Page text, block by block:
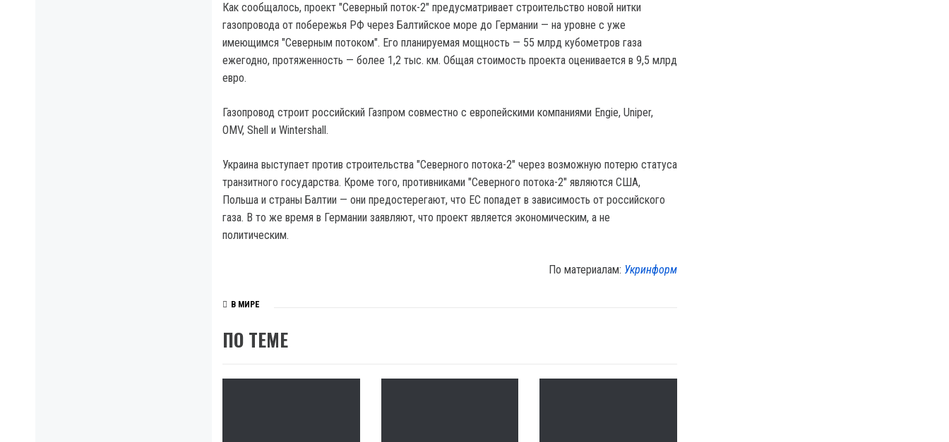
Как сообщалось, проект "Северный поток-2" предусматривает строительство новой нитки
газопровода от побережья РФ через Балтийское море до Германии — на уровне с уже
имеющимся "Северным потоком". Его планируемая мощность — 55 млрд кубометров газа
ежегодно, протяженность — более 1,2 тыс. км. Общая стоимость проекта оценивается в 9,5 млрд
евро.
Газопровод строит российский Газпром совместно с европейскими компаниями Engie, Uniper,
OMV, Shell и Wintershall.
Украина выступает против строительства "Северного потока-2" через возможную потерю статуса
транзитного государства. Кроме того, противниками "Северного потока-2" являются США,
Польша и страны Балтии — они предостерегают, что ЕС попадет в зависимость от российского
газа. В то же время в Германии заявляют, что проект является экономическим, а не
политическим.
По материалам: Укринформ
В МИРЕ
ПО ТЕМЕ